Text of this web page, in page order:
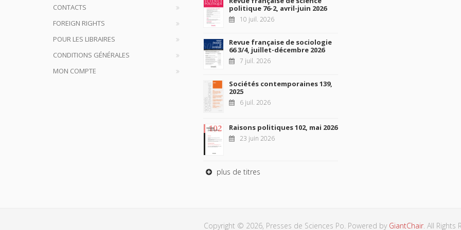
CONTACTS
FOREIGN RIGHTS
POUR LES LIBRAIRES
CONDITIONS GÉNÉRALES
MON COMPTE
politique 76-2, avril-juin 2026
10 juil. 2026
Revue française de sociologie
66 3/4, juillet-décembre 2026
7 juil. 2026
Sociétés contemporaines 139,
2025
6 juil. 2026
Raisons politiques 102, mai 2026
23 juin 2026
plus de titres
Copyright © 2026, Presses de Sciences Po. Powered by GiantChair. All Rights